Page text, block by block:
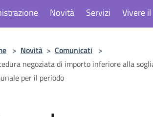
Novità Servizi Vivere
> Novità > Comunicati >
negoziata di importo inferiore alla
per il periodo